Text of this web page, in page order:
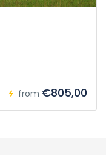
from €805,00